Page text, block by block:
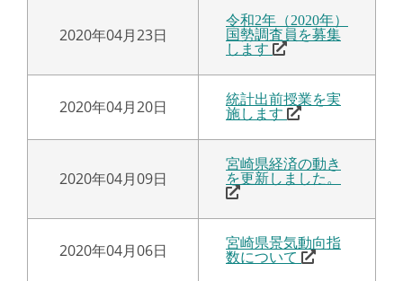
2020年04月23日
令和2年（2020年）
国勢調査員を募集
します
2020年04月20日
統計出前授業を実
施します
2020年04月09日
宮崎県経済の動き
を更新しました。
2020年04月06日
宮崎県景気動向指
数について